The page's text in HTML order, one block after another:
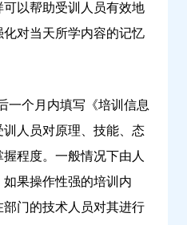
以帮助受训人员有效地
对当天所学内容的记忆
个月内填写《培训信息
人员对原理、技能、态
程度。一般情况下由人
果操作性强的培训内
门的技术人员对其进行